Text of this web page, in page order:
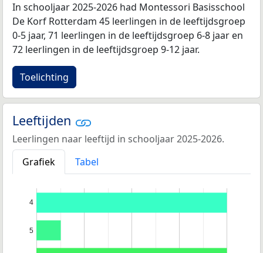
In schooljaar 2025-2026 had Montessori Basisschool
De Korf Rotterdam 45 leerlingen in de leeftijdsgroep
0-5 jaar, 71 leerlingen in de leeftijdsgroep 6-8 jaar en
72 leerlingen in de leeftijdsgroep 9-12 jaar.
Toelichting
Leeftijden
Leerlingen naar leeftijd in schooljaar 2025-2026.
Grafiek
Tabel
4
5